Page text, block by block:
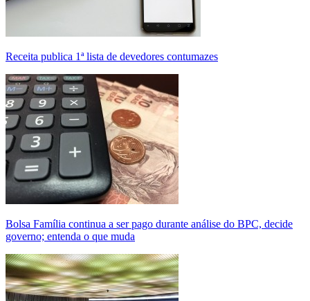
Receita publica 1ª lista de devedores contumazes
Bolsa Família continua a ser pago durante análise do BPC, decide
governo; entenda o que muda